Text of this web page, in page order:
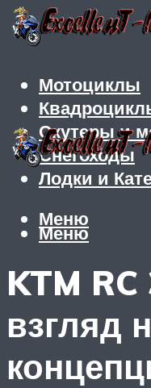
Мотоциклы
Скутеры и
Снегоходы
Лодки и
Меню
Меню
KTM
взгляд